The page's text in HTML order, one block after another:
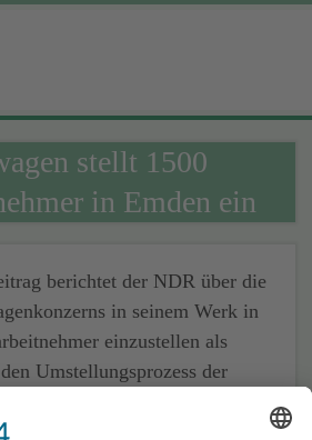
stellt 1500
in Emden ein
berichtet der NDR über die
in seinem Werk in
einzustellen als
Umstellungsprozess der
auf den